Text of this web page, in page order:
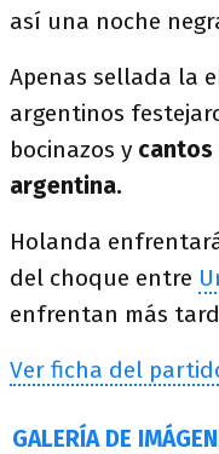
así una noche
Apenas sellada la
argentinos
bocinazos y cantos
argentina.
Holanda
del choque entre
enfrentan más
Ver ficha del
GALERÍA DE